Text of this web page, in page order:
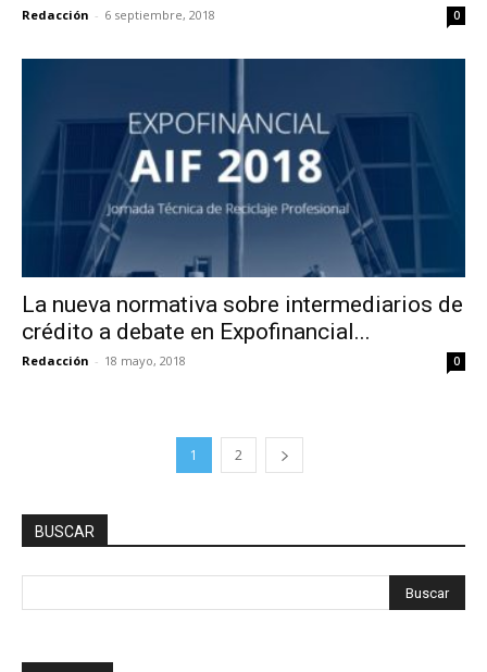
Redacción - 6 septiembre, 2018 0
La nueva normativa sobre intermediarios de
crédito a debate en Expofinancial...
Redacción - 18 mayo, 2018 0
1 2
BUSCAR